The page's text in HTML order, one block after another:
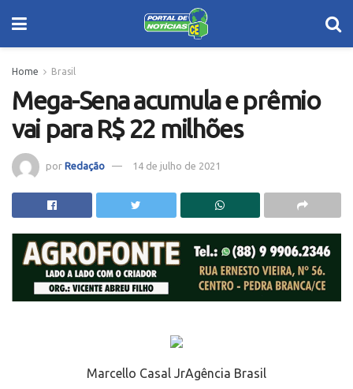
Home Brasil
Mega-Sena acumula e prêmio
vai para R$ 22 milhões
por Redação 14 de julho de 2021
Marcello Casal JrAgência Brasil